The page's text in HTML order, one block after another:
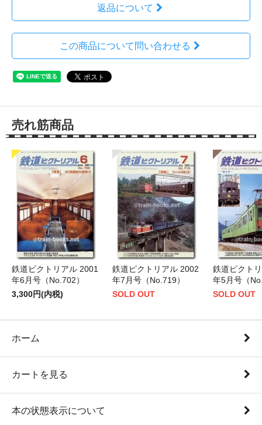
返品について
この商品について問い合わせる
売れ筋商品
鉄道ピクトリアル 2001
年6月号（No.702）
3,300円(内税)
鉄道ピクトリアル 2002
年7月号（No.719）
SOLD OUT
鉄道ピクト
年5月号（
SOLD OUT
ホーム
カートを見る
本の状態表示について